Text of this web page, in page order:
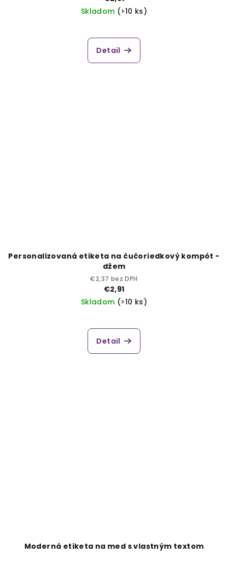
Skladom (>10 ks)
Detail
Personalizovaná etiketa na čučoriedkový kompót -
džem
€2,37 bez DPH
€2,91
Skladom (>10 ks)
Detail
Moderná etiketa na med s vlastným textom